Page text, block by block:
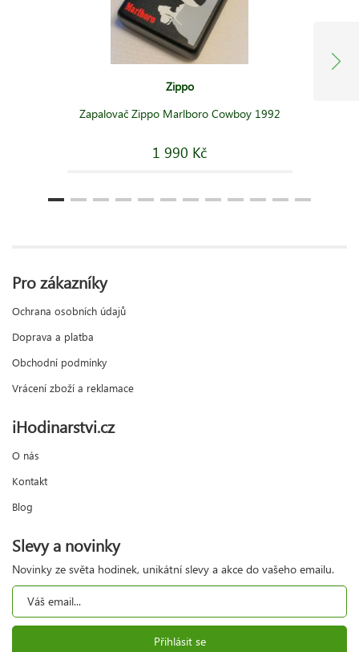
Zippo
Zapalovač Zippo Marlboro Cowboy 1992
1 990 Kč
Pro zákazníky
Ochrana osobních údajů
Doprava a platba
Obchodní podmínky
Vrácení zboží a reklamace
iHodinarstvi.cz
O nás
Kontakt
Blog
Slevy a novinky
Novinky ze světa hodinek, unikátní slevy a akce do vašeho emailu.
Přihlásit se